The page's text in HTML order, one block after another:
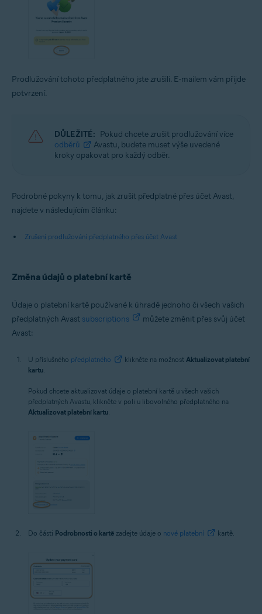
Prodlužování tohoto předplatného jste zrušili. E-mailem vám přijde
potvrzení.
DŮLEŽITÉ: Pokud chcete zrušit prodlužování více
odběrů
Avastu, budete muset výše uvedené
kroky opakovat pro každý odběr.
Podrobné pokyny k tomu, jak zrušit předplatné přes účet Avast,
najdete v následujícím článku:
Zrušení prodlužování předplatného přes účet Avast
Změna údajů o platební kartě
Údaje o platební kartě používané k úhradě jednoho či všech vašich
předplatných Avast subscriptions
můžete změnit přes svůj účet
Avast:
U příslušného předplatného klikněte na možnost Aktualizovat platební
kartu
Pokud chcete aktualizovat údaje o platební kartě u všech vašich
předplatných Avastu, klikněte v poli u libovolného předplatného na
Aktualizovat platební kartu
Do části Podrobnosti o kartě zadejte údaje o nové platební kartě.